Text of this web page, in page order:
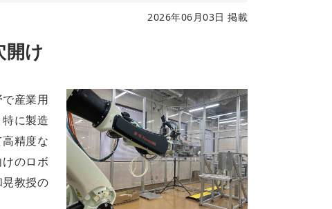
2026年06月03日 掲載
開け
産業用
に製造
精度な
のロボ
教授の